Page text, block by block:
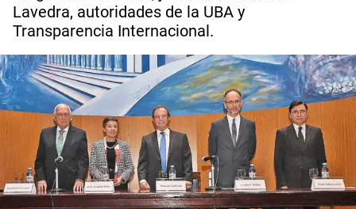
Lavedra, autoridades de la UBA y
Transparencia Internacional.